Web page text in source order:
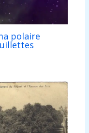
polaire